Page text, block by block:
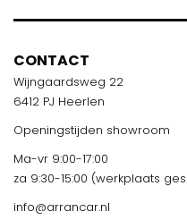
CONTACT
Wijngaardsweg 22
6412 PJ Heerlen
Openingstijden showroom
Ma-vr 9:00-17:00
za 9:30-15:00 (werkplaats
info@arrancar.nl